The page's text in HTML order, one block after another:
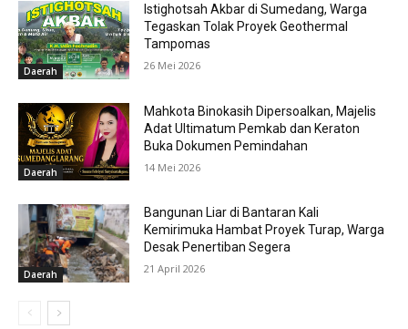
Daerah
Istighotsah Akbar di Sumedang, Warga
Tegaskan Tolak Proyek Geothermal
Tampomas
26 Mei 2026
Daerah
Mahkota Binokasih Dipersoalkan, Majelis
Adat Ultimatum Pemkab dan Keraton
Buka Dokumen Pemindahan
14 Mei 2026
Daerah
Bangunan Liar di Bantaran Kali
Kemirimuka Hambat Proyek Turap, Warga
Desak Penertiban Segera
21 April 2026